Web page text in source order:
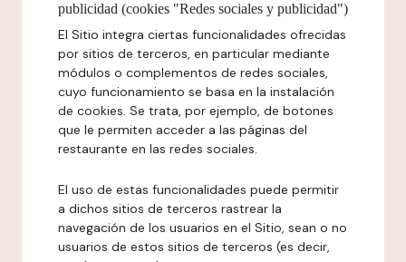
publicidad (cookies "Redes sociales y publicidad")
El Sitio integra ciertas funcionalidades ofrecidas
por sitios de terceros, en particular mediante
módulos o complementos de redes sociales,
cuyo funcionamiento se basa en la instalación
de cookies. Se trata, por ejemplo, de botones
que le permiten acceder a las páginas del
restaurante en las redes sociales.
El uso de estas funcionalidades puede permitir
a dichos sitios de terceros rastrear la
navegación de los usuarios en el Sitio, sean o no
usuarios de estos sitios de terceros (es decir,